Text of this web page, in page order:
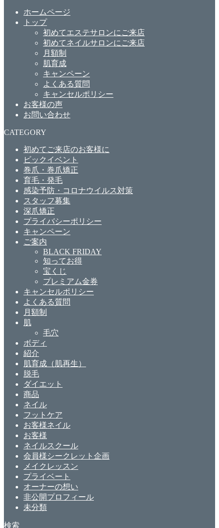
ホームページ
トップ
初めてエステサロンにご来店
初めてネイルサロンにご来店
月額制
肌育成
キャンペーン
よくある質問
キャンセルポリシー
お客様の声
お問い合わせ
CATEGORY
初めてご来店のお客様に
ビックイベント
巻爪・巻爪矯正
育毛・発毛
感染予防・コロナウイルス対策
スタッフ募集
深爪矯正
プライバシーポリシー
キャンペーン
ご案内
BLACK FRIDAY
知ってお得
宝くじ
プレミアム金券
キャンセルポリシー
よくある質問
月額制
肌
毛穴
ボディ
紹介
肌育成（肌再生）
脱毛
ダイエット
商品
ネイル
フットケア
お客様ネイル
お客様
ネイルスクール
会員様シークレット企画
メイクレッスン
プライベート
オーナーの想い
非公開プロフィール
未分類
検索